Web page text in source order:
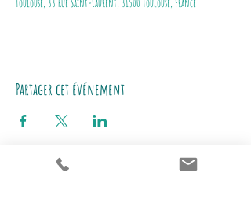
Toulouse, 33 Rue Saint-Laurent, 31500 Toulouse, France
Partager cet événement